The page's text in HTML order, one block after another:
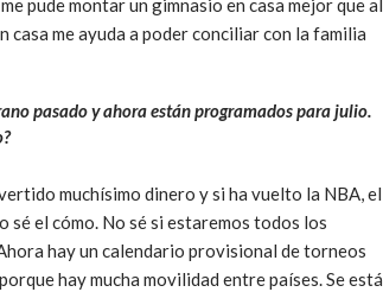
pude montar un gimnasio en casa mejor que al
casa me ayuda a poder conciliar con la familia
pasado y ahora están programados para julio.
muchísimo dinero y si ha vuelto la NBA, el
sé el cómo. No sé si estaremos todos los
hay un calendario provisional de torneos
hay mucha movilidad entre países. Se está